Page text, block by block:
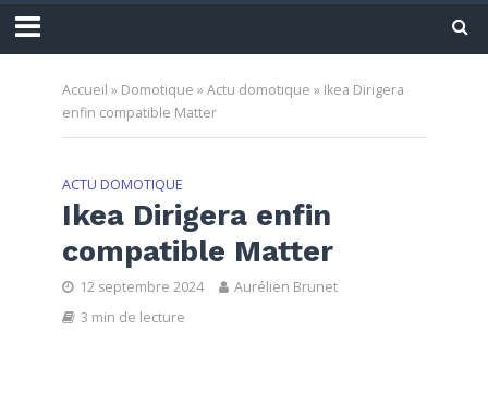
Accueil » Domotique »Actu domotique » Ikea Dirigera
enfin compatible Matter
ACTU DOMOTIQUE
Ikea Dirigera enfin
compatible Matter
12 septembre 2024
Aurélien Brunet
3 min de lecture